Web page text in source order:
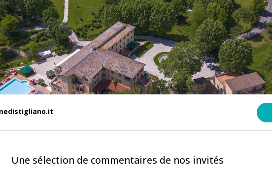
Une sélection de commentaires de nos invités